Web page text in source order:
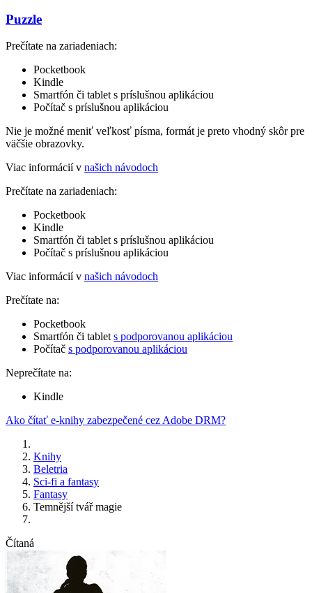
Puzzle
Prečítate na zariadeniach:
Pocketbook
Kindle
Smartfón či tablet s príslušnou aplikáciou
Počítač s príslušnou aplikáciou
Nie je možné meniť veľkosť písma, formát je preto vhodný skôr pre
väčšie obrazovky.
Viac informácií v našich návodoch
Prečítate na zariadeniach:
Pocketbook
Kindle
Smartfón či tablet s príslušnou aplikáciou
Počítač s príslušnou aplikáciou
Viac informácií v našich návodoch
Prečítate na:
Pocketbook
Smartfón či tablet s podporovanou aplikáciou
Počítač s podporovanou aplikáciou
Neprečítate na:
Kindle
Ako čítať e-knihy zabezpečené cez Adobe DRM?
Knihy
Beletria
Sci-fi a fantasy
Fantasy
Temnější tvář magie
Čítaná